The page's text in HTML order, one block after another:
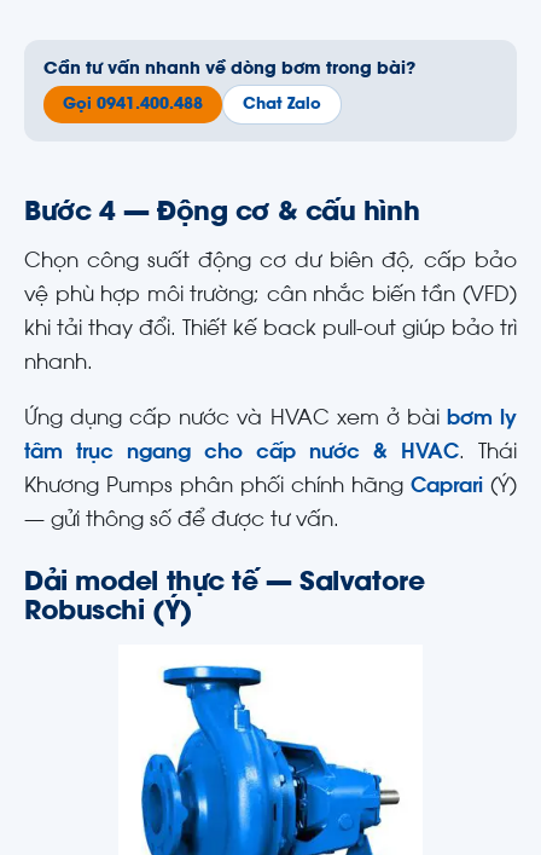
Cần tư vấn nhanh về dòng bơm trong bài?
Gọi 0941.400.488 Chat Zalo
Bước 4 — Động cơ & cấu hình
Chọn công suất động cơ dư biên độ, cấp bảo
vệ phù hợp môi trường; cân nhắc biến tần (VFD)
khi tải thay đổi. Thiết kế back pull-out giúp bảo trì
nhanh.
Ứng dụng cấp nước và HVAC xem ở bài bơm ly
tâm trục ngang cho cấp nước & HVAC. Thái
Khương Pumps phân phối chính hãng Caprari (Ý)
— gửi thông số để được tư vấn.
Dải model thực tế — Salvatore
Robuschi (Ý)